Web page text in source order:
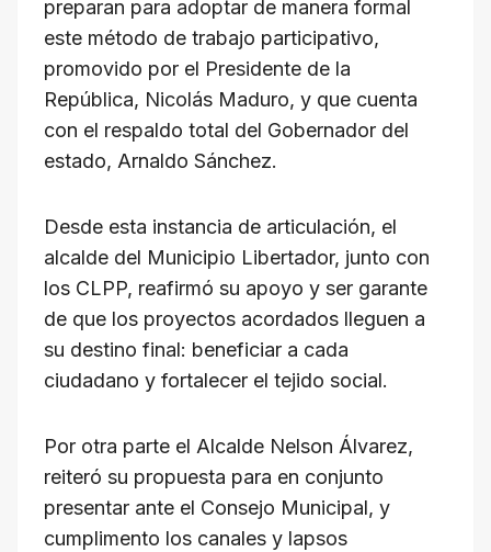
preparan para adoptar de manera formal
este método de trabajo participativo,
promovido por el Presidente de la
República, Nicolás Maduro, y que cuenta
con el respaldo total del Gobernador del
estado, Arnaldo Sánchez.
Desde esta instancia de articulación, el
alcalde del Municipio Libertador, junto con
los CLPP, reafirmó su apoyo y ser garante
de que los proyectos acordados lleguen a
su destino final: beneficiar a cada
ciudadano y fortalecer el tejido social.
Por otra parte el Alcalde Nelson Álvarez,
reiteró su propuesta para en conjunto
presentar ante el Consejo Municipal, y
cumplimento los canales y lapsos